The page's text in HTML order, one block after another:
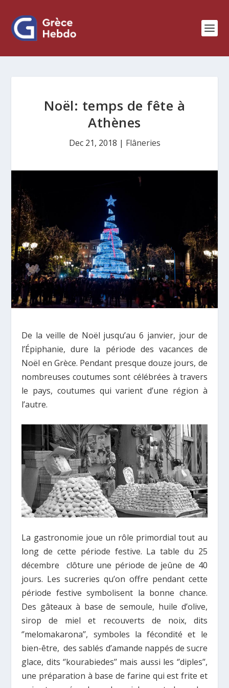
Noël: temps de fête à
Athènes
Dec 21, 2018 | Flâneries
De la veille de Noël jusqu’au 6 janvier, jour de
l’Épiphanie, dure la période des vacances de
Noël en Grèce. Pendant presque douze jours, de
nombreuses coutumes sont célébrées à travers
le pays, coutumes qui varient d’une région à
l’autre.
La gastronomie joue un rôle primordial tout au
long de cette période festive. La table du 25
décembre clôture une période de jeûne de 40
jours. Les sucreries qu’on offre pendant cette
période festive symbolisent la bonne chance.
Des gâteaux à base de semoule, huile d’olive,
sirop de miel et recouverts de noix, dits
‘’melomakarona’’, symboles la fécondité et le
bien-être, des sablés d’amande nappés de sucre
glace, dits ‘’kourabiedes’’ mais aussi les ‘’diples’’,
une préparation à base de farine qui est frite et